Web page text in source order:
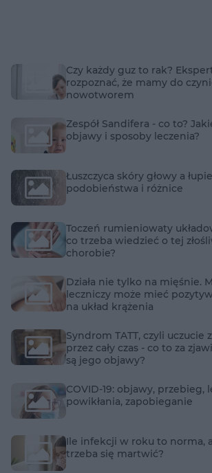
Czy każdy guz to rak?
rozpoznać, że mamy do
nowotworem
Zespół Sandifera - co to?
objawy i sposoby leczenia?
Łuszczyca skóry głowy a
podobieństwa i różnice
Toczeń rumieniowaty
co trzeba wiedzieć o tej
chorobie?
Działa nie tylko na mięśnie.
leczniczy może mieć
na układ krążenia
Syndrom TATT, czyli uczucie
przez cały czas - co to za
są jego objawy?
COVID-19: objawy, przebieg,
powikłania, zapobieganie
Ile infekcji w roku to norma,
trzeba się martwić?